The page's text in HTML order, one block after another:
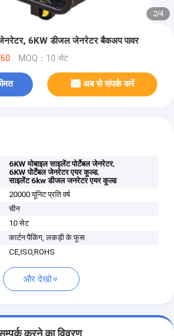
2/4
जेनरेटर, 6KW डीजल जेनरेटर बैकअप पावर
MOQ：10 सेट
अब से संपर्क करें
6KW मोबाइल साइलेंट पोर्टेबल जेनरेटर,
6KW पोर्टेबल जेनरेटर एयर कूल्ड,
साइलेंट 6kw डीजल जनरेटर एयर कूल्ड
20000 यूनिट प्रति वर्ष
चीन
10 सेट
कार्टन पैकिंग, लकड़ी के फूस
CE,ISO,ROHS
और देखो